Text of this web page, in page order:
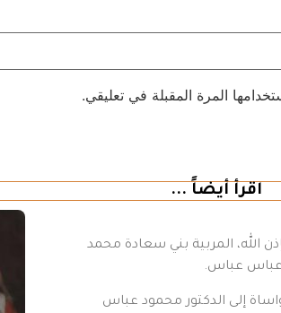
المرة المقبلة في تعليقي.
اقرأ أيضاً ...
الله، المربية بني سعادة محمد
عباس عباس.
إلى الدكتور محمود عباس